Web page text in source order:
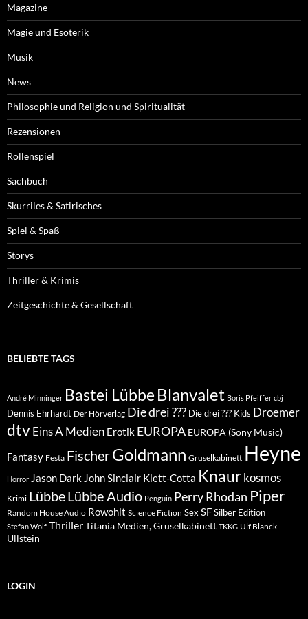
Magazine
Magie und Esoterik
Musik
News
Philosophie und Religion und Spiritualität
Rezensionen
Rollenspiel
Sachbuch
Skurriles & Satirisches
Spiel & Spaß
Storys
Thriller & Krimis
Zeitgeschichte & Gesellschaft
BELIEBTE TAGS
André Minninger Bastei Lübbe Blanvalet Boris Pfeiffer cbj
Dennis Ehrhardt Der Hörverlag Die drei ??? Die drei ??? Kids Droemer
dtvEins A Medien Erotik EUROPA EUROPA (Sony Music)
Fantasy Festa FischerGoldmann Gruselkabinett Heyne
Horror Jason Dark John Sinclair Klett-Cotta Knaur kosmos
Krimi LübbeLübbe Audio Penguin Perry Rhodan Piper
Random House Audio Rowohlt Science Fiction Sex SFSilber Edition
Stefan Wolf ThrillerTitania Medien, Gruselkabinett TKKG Ulf Blanck
Ullstein
LOGIN